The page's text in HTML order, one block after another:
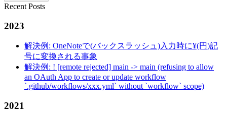
Recent Posts
2023
解決例: OneNoteで(バックスラッシュ)入力時に¥(円)記
号に変換される事象
解決例: ! [remote rejected] main -> main (refusing to allow
an OAuth App to create or update workflow
`.github/workflows/xxx.yml` without `workflow` scope)
2021